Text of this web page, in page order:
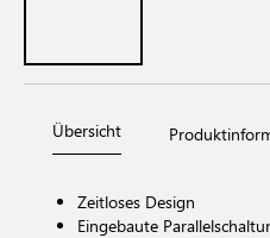
Übersicht
Zeitloses Design
Eingebaute